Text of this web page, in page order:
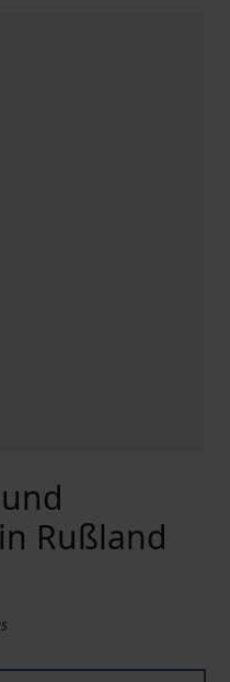
Rußland